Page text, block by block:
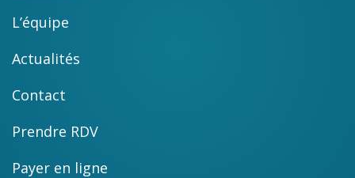
L’équipe
Actualités
Contact
Prendre RDV
Payer en ligne